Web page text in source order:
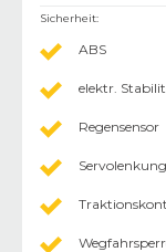
Sicherheit:
ABS
elektr.
Regensensor
Servolenkung